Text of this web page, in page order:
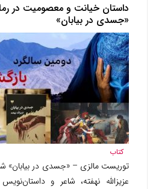
داستان خیانت و معصومیت در
«جسدی در بیابان»
کتاب
توریست مالزی – «جسدی در بیابان»
عزیزالله نهفته، شاعر و داستان‌نویس